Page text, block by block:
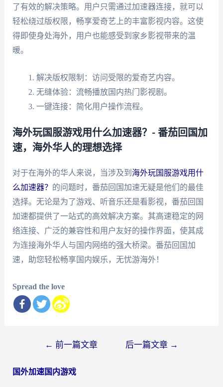
了有效的解决策略。用户只需通过加速器连接，就可以
轻松绕过版权限，畅享爱奇艺上的丰富影视内容。这使
得即使身处海外，用户也能感受到家乡影视带来的温
暖。
解决版权限制：访问受限的爱奇艺内容。
无缝体验：流畅播放国内热门影视剧。
一键连接：简化用户操作流程。
海外玩国服游戏用什么加速器？- 番茄回国加
速，海外华人的理想选择
对于在海外的华人来说，当涉及到 海外玩国服游戏用什
么加速器？ 的问题时，番茄回国加速无疑是他们的最佳
选择。无论是为了游戏、听音乐还是看影视，番茄回国
加速都提供了一站式的高效解决方案。其高速稳定的网
络连接、广泛的兼容性和用户友好的操作界面，使其成
为连接海外华人与国内网络的强大桥梁。番茄回国加
速，助您轻松畅享国内娱乐，无忧游海外！
Spread the love
导
← 前一篇文章 后一篇文章 →
国外加速国内游戏